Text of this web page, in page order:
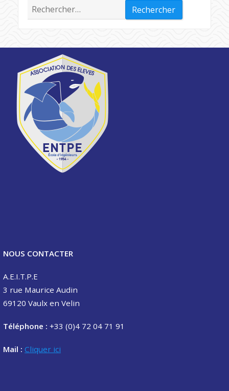
Rechercher :
NOUS CONTACTER
A.E.I.T.P.E
3 rue Maurice Audin
69120 Vaulx en Velin
Téléphone : +33 (0)4 72 04 71 91
Mail : Cliquer ici